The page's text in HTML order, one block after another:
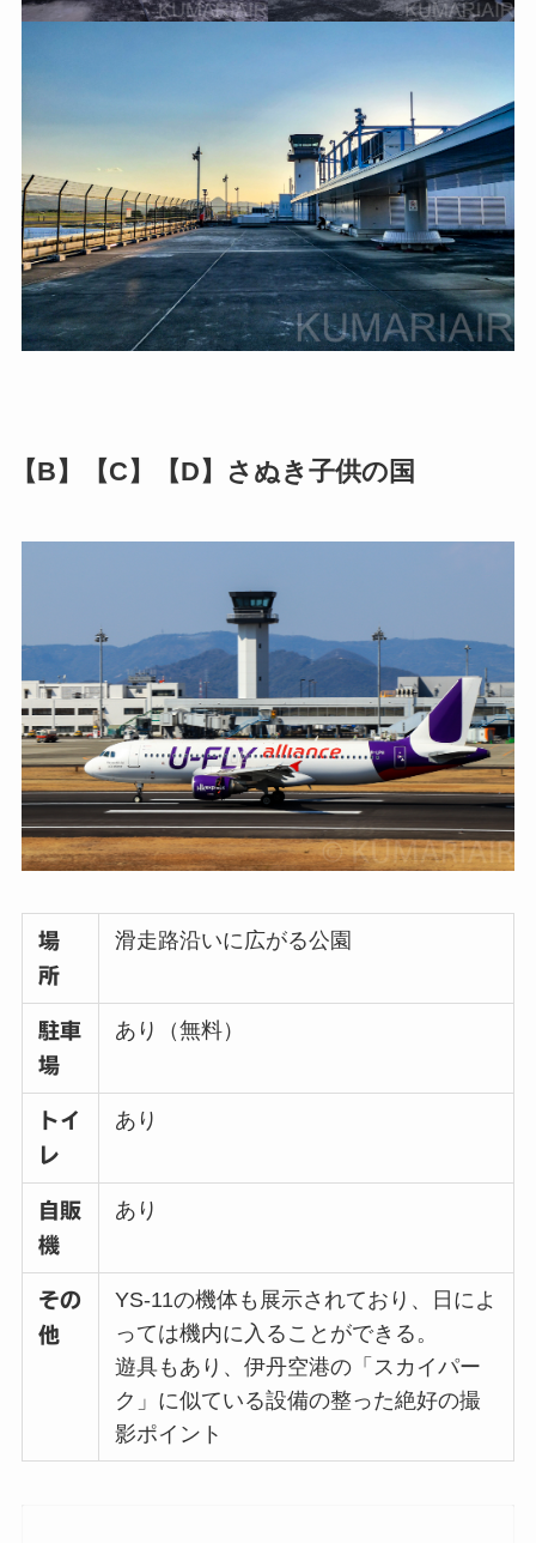
【B】【C】【D】さぬき子供の国
場
所
滑走路沿いに広がる公園
駐車
場
あり（無料）
トイ
レ
あり
自販
機
あり
その
他
YS-11の機体も展示されており、日によ
っては機内に入ることができる。
遊具もあり、伊丹空港の「スカイパー
ク」に似ている設備の整った絶好の撮
影ポイント